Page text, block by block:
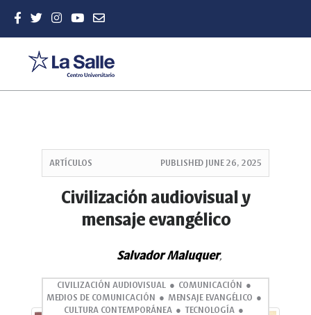
Sidebar
ARTÍCULOS PUBLISHED JUNE 26, 2025
Civilización audiovisual y
mensaje evangélico
Salvador Maluquer,
CIVILIZACIÓN AUDIOVISUAL
COMUNICACIÓN
MEDIOS DE COMUNICACIÓN
MENSAJE EVANGÉLICO
CULTURA CONTEMPORÁNEA
TECNOLOGÍA